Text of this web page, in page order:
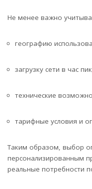
Не менее важно
географию
загрузку сети в час
технические
тарифные условия и
Таким образом, выбор
персонализированным
реальные потребности